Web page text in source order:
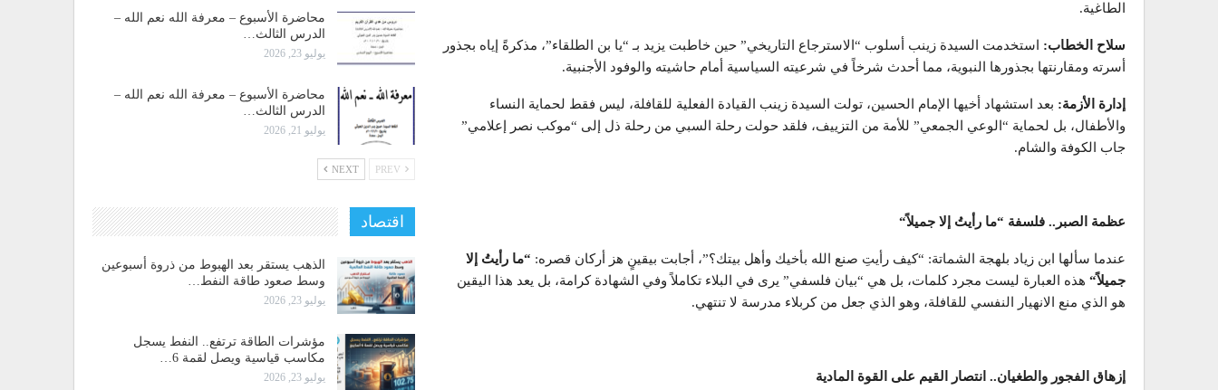
الطاغية.
سلاح الخطاب: استخدمت السيدة زينب أسلوب “الاسترجاع التاريخي” حين خاطبت يزيد بـ “يا بن الطلقاء”، مذكرةً إياه بجذور
أسرته ومقارنتها بجذورها النبوية، مما أحدث شرخاً في شرعيته السياسية أمام حاشيته والوفود الأجنبية.
إدارة الأزمة: بعد استشهاد أخيها الإمام الحسين، تولت السيدة زينب القيادة الفعلية للقافلة، ليس فقط لحماية النساء
والأطفال، بل لحماية “الوعي الجمعي” للأمة من التزييف، فلقد حولت رحلة السبي من رحلة ذل إلى “موكب نصر إعلامي”
جاب الكوفة والشام.
عظمة الصبر.. فلسفة “ما رأيتُ إلا جميلاً“
عندما سألها ابن زياد بلهجة الشماتة: “كيف رأيتِ صنع الله بأخيك وأهل بيتك؟”، أجابت بيقينٍ هز أركان قصره: “ما رأيتُ إلا
جميلاً“ هذه العبارة ليست مجرد كلمات، بل هي “بيان فلسفي” يرى في البلاء تكاملاً وفي الشهادة كرامة، بل يعد هذا اليقين
هو الذي منع الانهيار النفسي للقافلة، وهو الذي جعل من كربلاء مدرسة لا تنتهي.
إزهاق الفجور والطغيان.. انتصار القيم على القوة المادية
محاضرة الأسبوع – معرفة الله نعم الله –
الدرس الثالث…
يوليو 23, 2026
محاضرة الأسبوع – معرفة الله نعم الله –
الدرس الثالث…
يوليو 21, 2026
NEXT
اقتصاد
الذهب يستقر بعد الهبوط من ذروة أسبوعين
وسط صعود طاقة النفط…
يوليو 23, 2026
مؤشرات الطاقة ترتفع.. النفط يسجل
مكاسب قياسية ويصل لقمة 6…
يوليو 23, 2026